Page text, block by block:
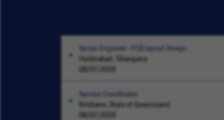
Senior Engineer- PCB layout Design
Hyderabad, Télangana
08/07/2026
Service Coordinator
Brisbane, State of Queensland
08/07/2026